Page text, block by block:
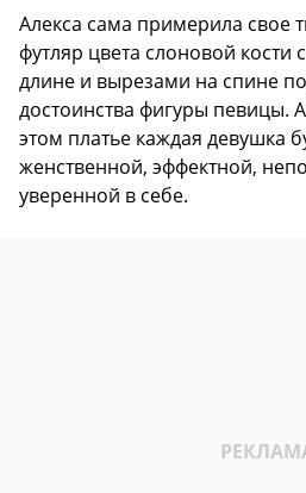
Алекса сама примерила свое
футляр цвета слоновой кости
длине и вырезами на спине
достоинства фигуры певицы.
этом платье каждая девушка
женственной, эффектной,
уверенной в себе.